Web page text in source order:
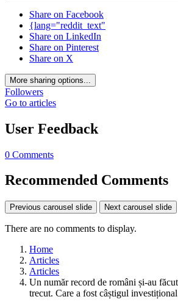
Share on Facebook
{lang="reddit_text"
Share on LinkedIn
Share on Pinterest
Share on X
More sharing options...
Followers
Go to articles
User Feedback
0 Comments
Recommended Comments
Previous carousel slide Next carousel slide
There are no comments to display.
Home
Articles
Articles
Un număr record de români și-au
trecut. Care a fost câștigul